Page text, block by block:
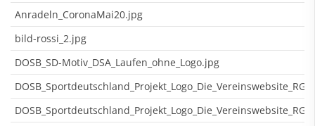
Anradeln_CoronaMai20.jpg
bild-rossi_2.jpg
DOSB_SD-Motiv_DSA_Laufen_ohne_Logo.jpg